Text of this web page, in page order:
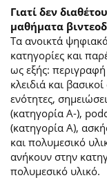
Γιατί δεν
μαθήματα
Τα ανοικτά
κατηγορίες και
ως εξής: περιγραφή
κλειδιά και
ενότητες,
(κατηγορία Α-),
(κατηγορία Α),
και πολυμεσικό
ανήκουν στην
πολυμεσικό υλικό.